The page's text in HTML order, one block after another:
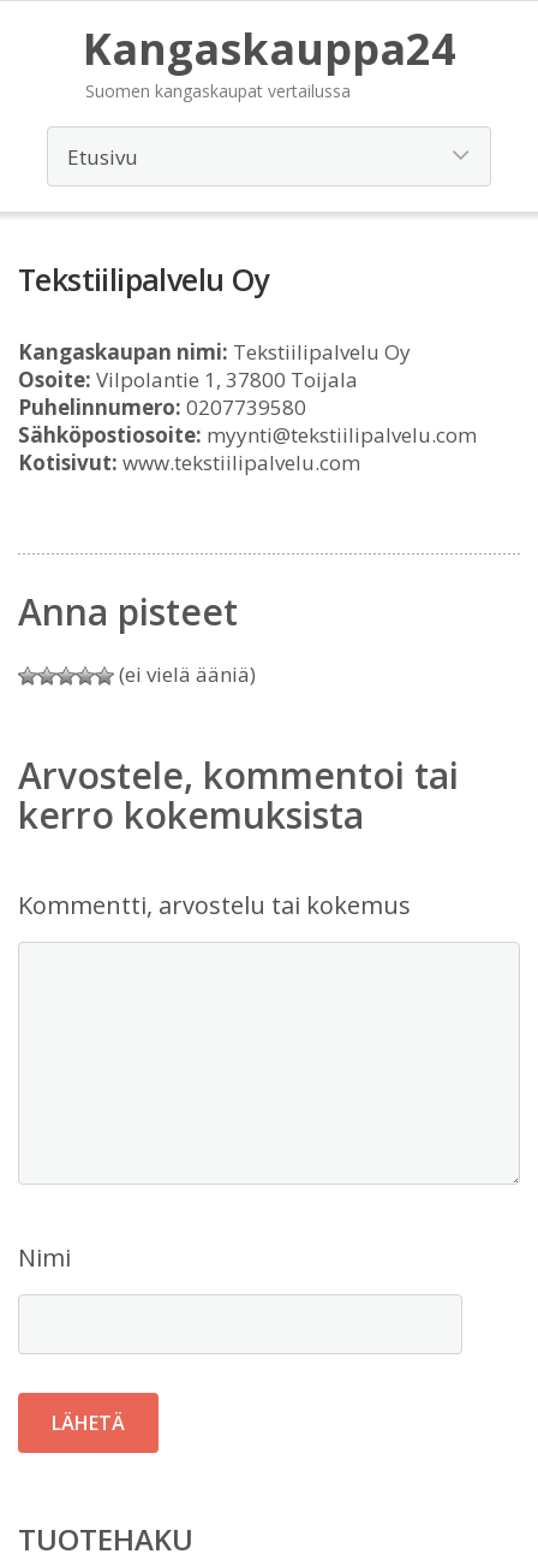
Kangaskauppa24
Suomen kangaskaupat vertailussa
Tekstiilipalvelu Oy
Kangaskaupan nimi: Tekstiilipalvelu Oy
Osoite: Vilpolantie 1, 37800 Toijala
Puhelinnumero: 0207739580
Sähköpostiosoite: myynti@tekstiilipalvelu.com
Kotisivut: www.tekstiilipalvelu.com
Anna pisteet
(ei vielä ääniä)
Arvostele, kommentoi tai
kerro kokemuksista
Kommentti, arvostelu tai kokemus
Nimi
TUOTEHAKU